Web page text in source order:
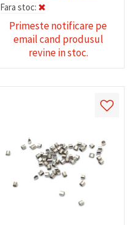
Fara stoc:
Primeste notificare pe
email cand produsul
revine in stoc.